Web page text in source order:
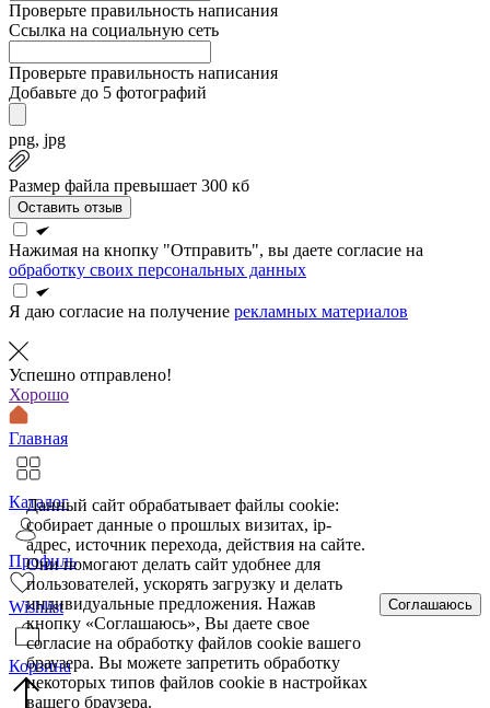
Проверьте правильность написания
Ссылка на социальную сеть
Проверьте правильность написания
Добавьте до 5 фотографий
png, jpg
Размер файла превышает 300 кб
Оставить отзыв
Нажимая на кнопку "Отправить", вы даете согласие на
обработку своих персональных данных
Я даю согласие на получение рекламных материалов
Успешно отправлено!
Хорошо
Главная
Каталог
Профиль
Wishlist
Корзина
Данный сайт обрабатывает файлы cookie:
собирает данные о прошлых визитах, ip-
адрес, источник перехода, действия на сайте.
Они помогают делать сайт удобнее для
пользователей, ускорять загрузку и делать
индивидуальные предложения. Нажав
кнопку «Соглашаюсь», Вы даете свое
согласие на обработку файлов cookie вашего
браузера. Вы можете запретить обработку
некоторых типов файлов cookie в настройках
вашего браузера.
Соглашаюсь